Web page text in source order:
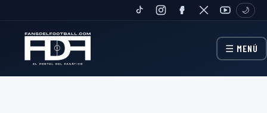
TIKTOKINSTAGRAMFANPAGETWITTERYOUTUBE
🌙
☰ MENÚ